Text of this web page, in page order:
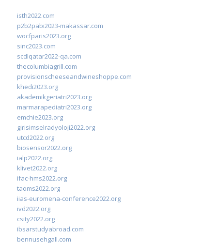
isth2022.com
p2b2pabi2023-makassar.com
wocfparis2023.org
sinc2023.com
scdlqatar2022-qa.com
thecolumbiagrill.com
provisionscheeseandwineshoppe.com
khedi2023.org
akademikgeriatri2023.org
marmarapediatri2023.org
emchie2023.org
girisimselradyoloji2022.org
utcd2022.org
biosensor2022.org
ialp2022.org
klivet2022.org
ifac-hms2022.org
taoms2022.org
iias-euromena-conference2022.org
ivd2022.org
csity2022.org
ibsarstudyabroad.com
bennusehgall.com